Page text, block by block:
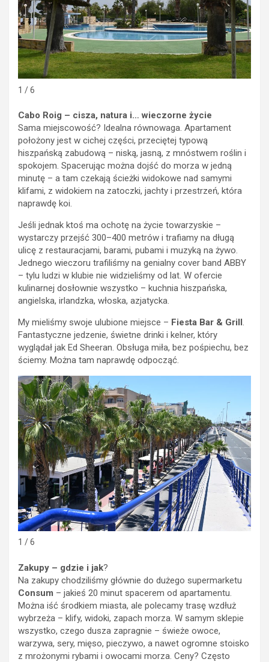
1 / 6
Cabo Roig – cisza, natura i… wieczorne życie
Sama miejscowość? Idealna równowaga. Apartament
położony jest w cichej części, przeciętej typową
hiszpańską zabudową – niską, jasną, z mnóstwem roślin i
spokojem. Spacerując można dojść do morza w jedną
minutę – a tam czekają ścieżki widokowe nad samymi
klifami, z widokiem na zatoczki, jachty i przestrzeń, która
naprawdę koi.
Jeśli jednak ktoś ma ochotę na życie towarzyskie –
wystarczy przejść 300–400 metrów i trafiamy na długą
ulicę z restauracjami, barami, pubami i muzyką na żywo.
Jednego wieczoru trafiliśmy na genialny cover band ABBY
– tylu ludzi w klubie nie widzieliśmy od lat. W ofercie
kulinarnej dosłownie wszystko – kuchnia hiszpańska,
angielska, irlandzka, włoska, azjatycka.
My mieliśmy swoje ulubione miejsce – Fiesta Bar & Grill.
Fantastyczne jedzenie, świetne drinki i kelner, który
wyglądał jak Ed Sheeran. Obsługa miła, bez pośpiechu, bez
ściemy. Można tam naprawdę odpocząć.
1 / 6
Zakupy – gdzie i jak?
Na zakupy chodziliśmy głównie do dużego supermarketu
Consum – jakieś 20 minut spacerem od apartamentu.
Można iść środkiem miasta, ale polecamy trasę wzdłuż
wybrzeża – klify, widoki, zapach morza. W samym sklepie
wszystko, czego dusza zapragnie – świeże owoce,
warzywa, sery, mięso, pieczywo, a nawet ogromne stoisko
z mrożonymi rybami i owocami morza. Ceny? Często